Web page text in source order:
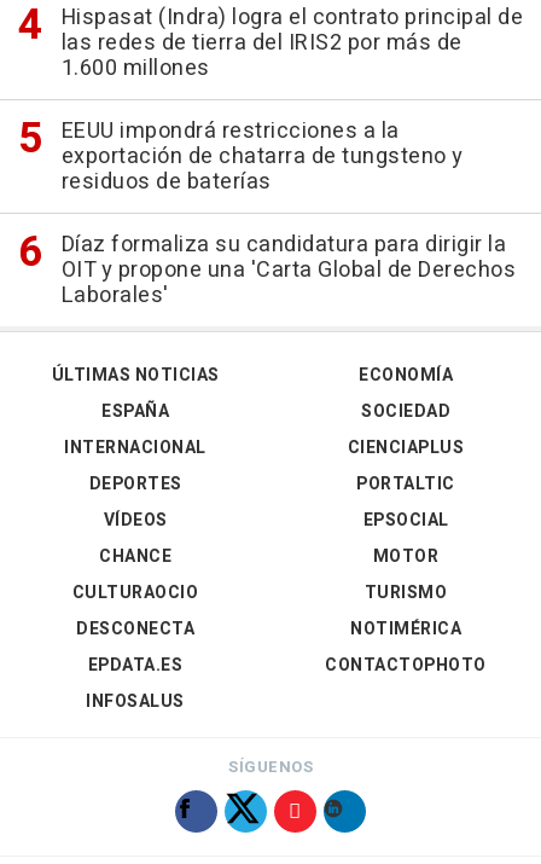
Hispasat (Indra) logra el contrato principal de
las redes de tierra del IRIS2 por más de
1.600 millones
EEUU impondrá restricciones a la
exportación de chatarra de tungsteno y
residuos de baterías
Díaz formaliza su candidatura para dirigir la
OIT y propone una 'Carta Global de Derechos
Laborales'
ÚLTIMAS NOTICIAS
ESPAÑA
INTERNACIONAL
DEPORTES
VÍDEOS
ECONOMÍA
SOCIEDAD
CIENCIAPLUS
PORTALTIC
EPSOCIAL
CHANCE
CULTURAOCIO
DESCONECTA
EPDATA.ES
INFOSALUS
MOTOR
TURISMO
NOTIMÉRICA
CONTACTOPHOTO
SÍGUENOS